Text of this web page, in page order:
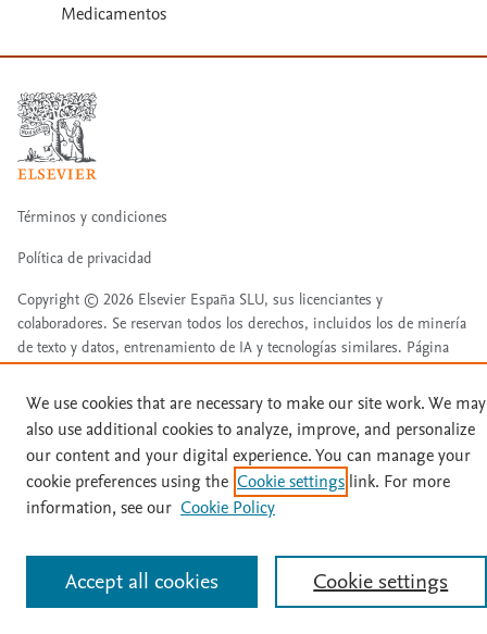
Medicamentos
Términos y condiciones
Política de privacidad
Copyright © 2026 Elsevier España SLU, sus licenciantes y
colaboradores. Se reservan todos los derechos, incluidos los de minería
de texto y datos, entrenamiento de IA y tecnologías similares. Página
actualizada en: Página actualizada en: 07/08/2026.
Este sitio utiliza cookies.
Cookie settings
We use cookies that are necessary to make our site work. We may
also use additional cookies to analyze, improve, and personalize
our content and your digital experience. You can manage your
cookie preferences using the Cookie settings link. For more
information, see our Cookie Policy
Cookie settings
Accept all cookies